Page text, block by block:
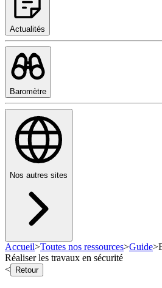
Actualités
Baromètre
Nos autres sites
Accueil>Toutes nos ressources>Guide>
Réaliser les travaux en sécurité
<
Retour